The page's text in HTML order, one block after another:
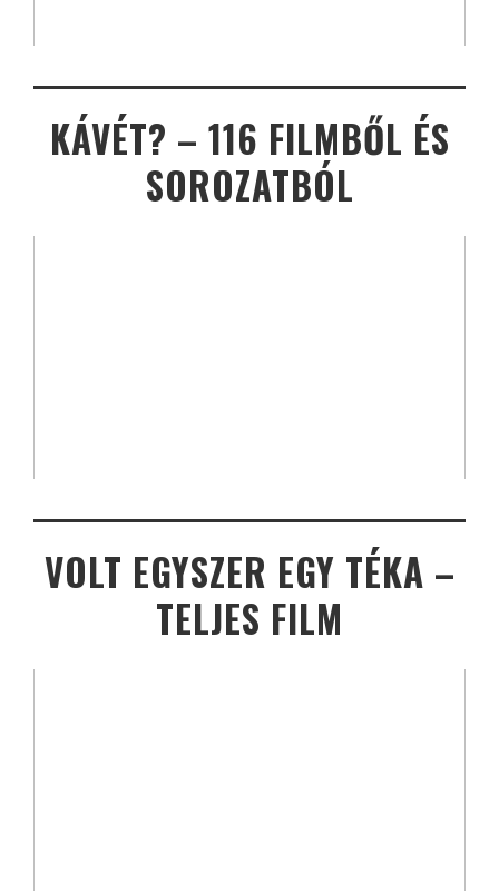
KÁVÉT? – 116 FILMBŐL ÉS
SOROZATBÓL
VOLT EGYSZER EGY TÉKA –
TELJES FILM